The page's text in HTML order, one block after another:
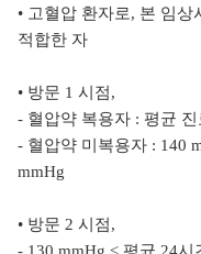
• 고혈압 환자로, 본 임상
적합한 자
• 방문 1 시점,
- 혈압약 복용자 : 평균
- 혈압약 미복용자 : 140
mmHg
• 방문 2 시점,